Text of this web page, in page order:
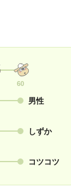
60
男性
しずか
コツコツ